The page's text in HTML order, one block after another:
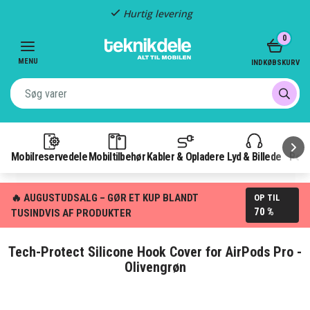
Hurtig levering
MENU
Mobilreservedele Mobiltilbehør Kabler & Opladere Lyd & Billede
0
INDKØBSKURV
🔥 AUGUSTUDSALG – GØR ET KUP BLANDT
TUSINDVIS AF PRODUKTER
OP TIL
70 %
Tech-Protect Silicone Hook Cover for AirPods Pro -
Olivengrøn